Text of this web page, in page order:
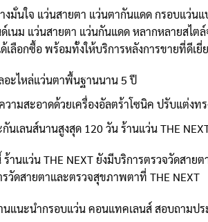
งมั่นใจ แว่นสายตา แว่นตากันแดด กรอบแว่น
เนม แว่นสายตา แว่นกันแดด หลากหลายสไต
เลือกซื้อ พร้อมทั้งให้บริการหลังการขายที่ดีเยี่
อะไหล่แว่นตาพื้นฐานนาน 5 ปี
ามสะอาดด้วยเครื่องอัลตร้าโซนิค ปรับแต่งท
นเลนส์นานสูงสุด 120 วัน ร้านแว่น THE
านแว่น THE NEXT ยังมีบริการตรวจวัดสา
วัดสายตาและตรวจสุขภาพตาที่ THE NEXT
นแนะนำกรอบแว่น คอนแทคเลนส์ สอบถามป